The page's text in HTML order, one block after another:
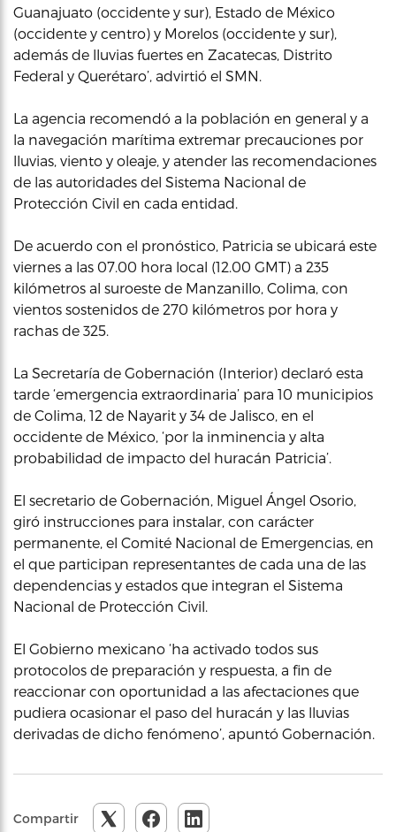
Guanajuato (occidente y sur), Estado de México
(occidente y centro) y Morelos (occidente y sur),
además de lluvias fuertes en Zacatecas, Distrito
Federal y Querétaro’, advirtió el SMN.
La agencia recomendó a la población en general y a
la navegación marítima extremar precauciones por
lluvias, viento y oleaje, y atender las recomendaciones
de las autoridades del Sistema Nacional de
Protección Civil en cada entidad.
De acuerdo con el pronóstico, Patricia se ubicará este
viernes a las 07.00 hora local (12.00 GMT) a 235
kilómetros al suroeste de Manzanillo, Colima, con
vientos sostenidos de 270 kilómetros por hora y
rachas de 325.
La Secretaría de Gobernación (Interior) declaró esta
tarde ‘emergencia extraordinaria’ para 10 municipios
de Colima, 12 de Nayarit y 34 de Jalisco, en el
occidente de México, ‘por la inminencia y alta
probabilidad de impacto del huracán Patricia’.
El secretario de Gobernación, Miguel Ángel Osorio,
giró instrucciones para instalar, con carácter
permanente, el Comité Nacional de Emergencias, en
el que participan representantes de cada una de las
dependencias y estados que integran el Sistema
Nacional de Protección Civil.
El Gobierno mexicano ‘ha activado todos sus
protocolos de preparación y respuesta, a fin de
reaccionar con oportunidad a las afectaciones que
pudiera ocasionar el paso del huracán y las lluvias
derivadas de dicho fenómeno’, apuntó Gobernación.
Compartir